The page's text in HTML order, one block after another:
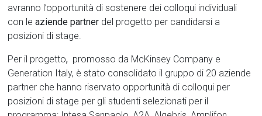
avranno l’opportunità di sostenere dei colloqui individuali
con leaziende partner del progetto per candidarsi a
posizioni di stage.
Per il progetto, promosso da McKinsey Company e
Generation Italy, è stato consolidato il gruppo di 20 aziende
partner che hanno riservato opportunità di colloqui per
posizioni di stage per gli studenti selezionati per il